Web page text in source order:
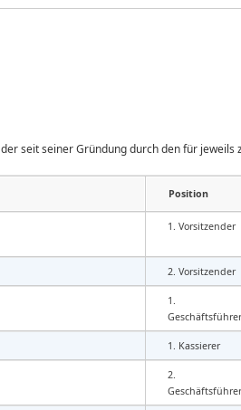
seit seiner Gründung durch den für
Position
1. Vorsitzender
2. Vorsitzender
1.
Geschäftsführer
1. Kassierer
2.
Geschäftsführer